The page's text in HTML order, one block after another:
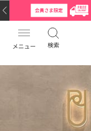
メニュー 検索